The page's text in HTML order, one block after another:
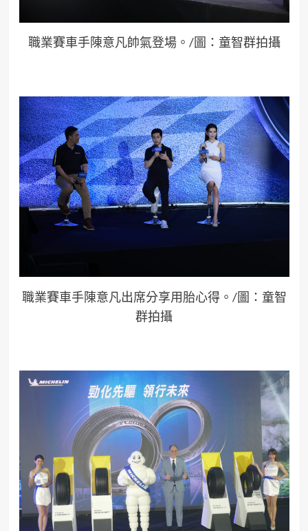
職業賽車手陳意凡帥氣登場。 /圖：童智群拍攝
職業賽車手陳意凡出席分享用胎心得。 /圖：童智
群拍攝